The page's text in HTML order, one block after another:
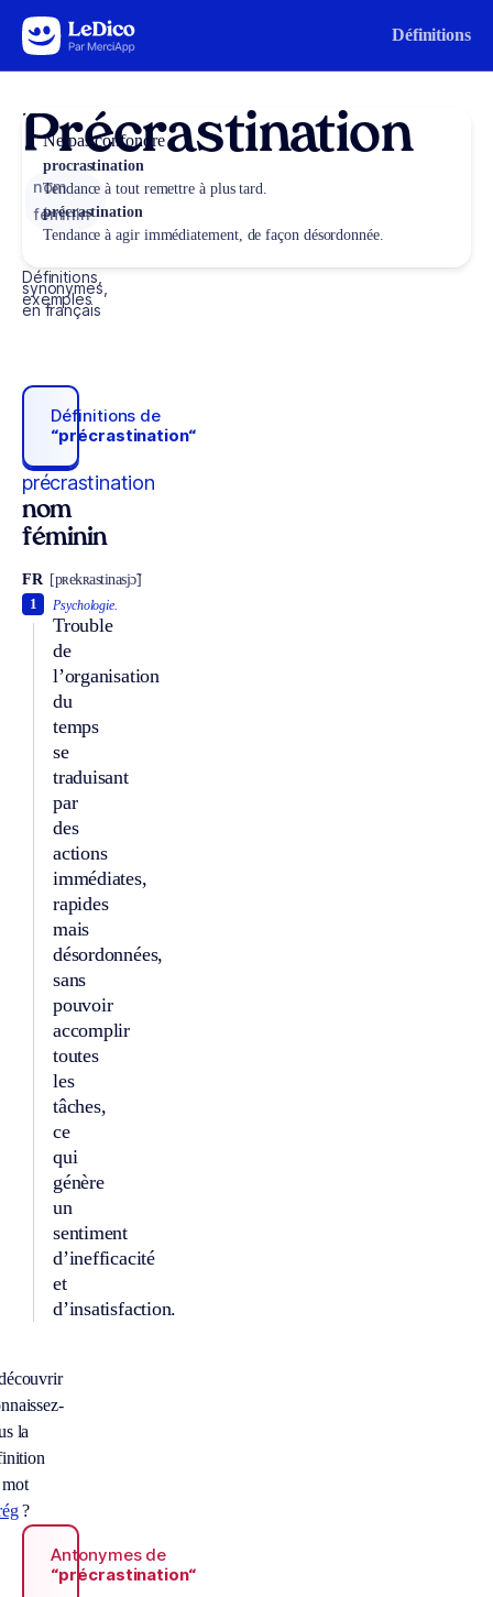
Aller au contenu Définitions
Précrastination
nom
féminin
Définitions,
synonymes,
exemples
en français
Définitions de
“précrastination“
précrastination
nom
féminin
FR [pʀekʀastinasjɔ̃]
Psychologie.
Trouble
de
l’organisation
du
temps
se
traduisant
par
des
actions
immédiates,
rapides
mais
désordonnées,
sans
pouvoir
accomplir
toutes
les
tâches,
ce
qui
génère
un
sentiment
d’inefficacité
et
d’insatisfaction.
1
la
?
Antonymes de
“précrastination“
Ne pas confondre
procrastination
Tendance à tout remettre à plus tard.
précrastination
Tendance à agir immédiatement, de façon désordonnée.